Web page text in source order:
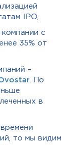
IPO,
с
35% от
–
. По
в
то мы видим